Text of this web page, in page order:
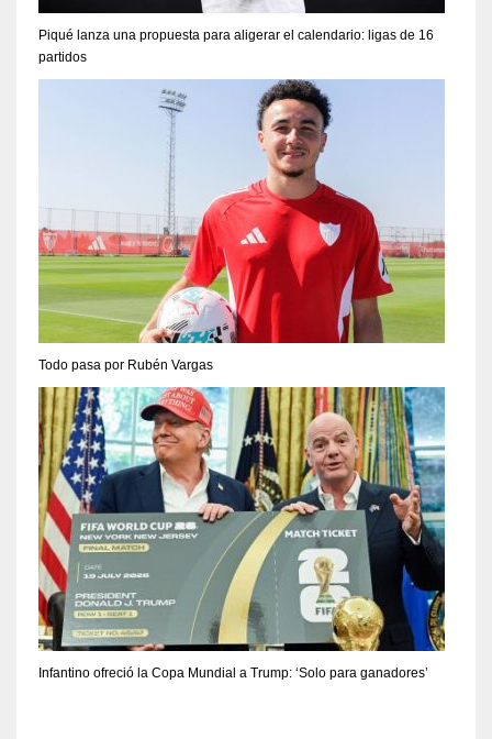
Piqué lanza una propuesta para aligerar el calendario: ligas de 16
partidos
Todo pasa por Rubén Vargas
Infantino ofreció la Copa Mundial a Trump: ‘Solo para ganadores’